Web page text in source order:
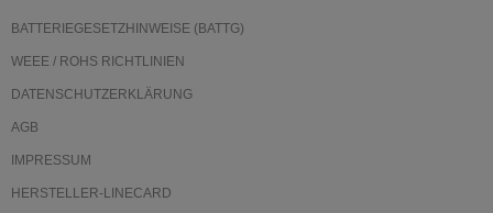
BATTERIEGESETZHINWEISE (BATTG)
WEEE / ROHS RICHTLINIEN
DATENSCHUTZERKLÄRUNG
AGB
IMPRESSUM
HERSTELLER-LINECARD